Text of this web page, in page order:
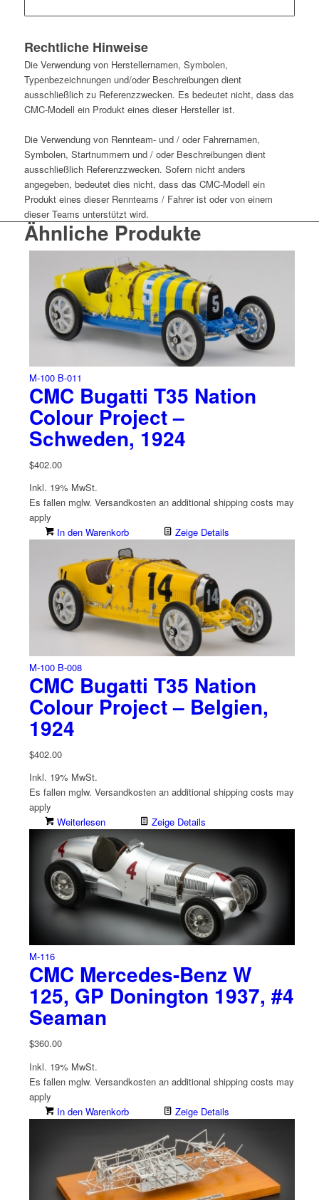
Rechtliche Hinweise
Die Verwendung von Herstellernamen, Symbolen,
Typenbezeichnungen und/oder Beschreibungen dient
ausschließlich zu Referenzzwecken. Es bedeutet nicht, dass das
CMC-Modell ein Produkt eines dieser Hersteller ist.
Die Verwendung von Rennteam- und / oder Fahrernamen,
Symbolen, Startnummern und / oder Beschreibungen dient
ausschließlich Referenzzwecken. Sofern nicht anders
angegeben, bedeutet dies nicht, dass das CMC-Modell ein
Produkt eines dieser Rennteams / Fahrer ist oder von einem
dieser Teams unterstützt wird.
Ähnliche Produkte
M-100 B-011
CMC Bugatti T35 Nation
Colour Project –
Schweden, 1924
$402.00
Inkl. 19% MwSt.
Es fallen mglw. Versand­kosten an additional shipping costs may
apply
In den Warenkorb
Zeige Details
M-100 B-008
CMC Bugatti T35 Nation
Colour Project – Belgien,
1924
$402.00
Inkl. 19% MwSt.
Es fallen mglw. Versand­kosten an additional shipping costs may
apply
Weiterlesen
Zeige Details
M-116
CMC Mercedes-Benz W
125, GP Donington 1937, #4
Seaman
$360.00
Inkl. 19% MwSt.
Es fallen mglw. Versand­kosten an additional shipping costs may
apply
In den Warenkorb
Zeige Details